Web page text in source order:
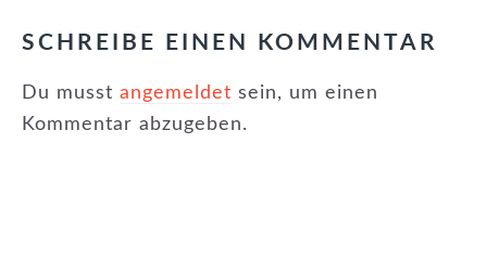
SCHREIBE EINEN KOMMENTAR
Du musst angemeldet sein, um einen
Kommentar abzugeben.